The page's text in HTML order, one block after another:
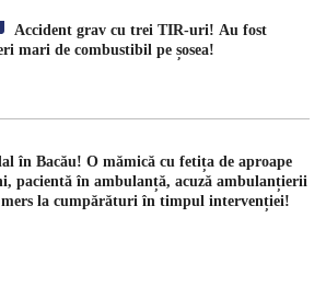
Accident grav cu trei TIR-uri! Au fost
mari de combustibil pe șosea!
în Bacău! O mămică cu fetița de aproape
pacientă în ambulanță, acuză ambulanțierii
mers la cumpărături în timpul intervenției!